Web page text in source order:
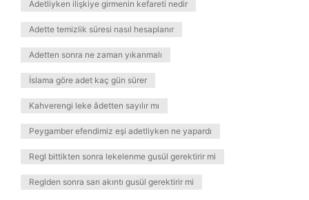
Adetliyken ilişkiye girmenin kefareti nedir
Adette temizlik süresi nasıl hesaplanır
Adetten sonra ne zaman yıkanmalı
İslama göre adet kaç gün sürer
Kahverengi leke âdetten sayılır mı
Peygamber efendimiz eşi adetliyken ne yapardı
Regl bittikten sonra lekelenme gusül gerektirir mi
Reglden sonra sarı akıntı gusül gerektirir mi